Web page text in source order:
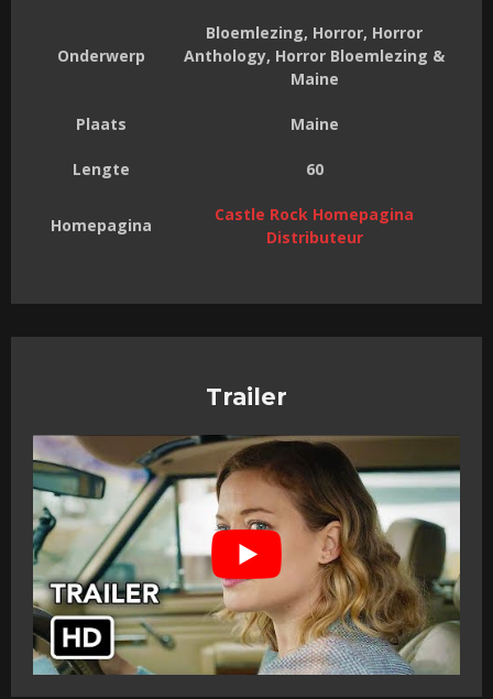
Onderwerp
Bloemlezing, Horror, Horror
Anthology, Horror Bloemlezing &
Maine
Plaats Maine
Lengte 60
Homepagina
Castle Rock Homepagina
Distributeur
Trailer